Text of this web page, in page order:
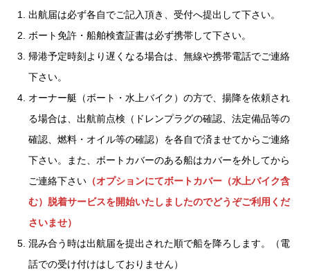
出航届は必ず各自でご記入頂き、受付へ提出して下さい。
ボート免許・船舶検査証書は必ず携帯して下さい。
帰港予定時刻より遅くなる場合は、無線や携帯電話でご連絡
下さい。
オーナー艇（ボート・水上バイク）の方で、揚降を依頼され
る場合は、出航前点検（ドレンプラグの確認、法定備品等の
確認、燃料・オイル等の確認）を各自で済ませてからご連絡
下さい。また、ボートカバーのある船はカバーを外してから
ご連絡下さい （オプションにてボートカバー（水上バイク含
む）脱着サービスを開始いたしましたのでどうぞご利用くだ
さいませ）
混み合う時は出航届を提出された順で船を降ろします。（電
話での受け付けはしておりません）